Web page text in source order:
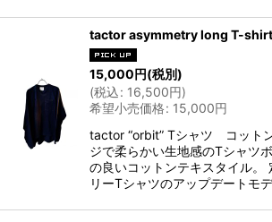
tactor asymmetry long T-
15,000円(税別)
(税込: 16,500円)
希望小売価格: 15,000円
tactor “orbit” Tシャツ コット
ジで柔らかい生地感のTシャツ
の良いコットンテキスタイル。
リーTシャツのアップデートモ